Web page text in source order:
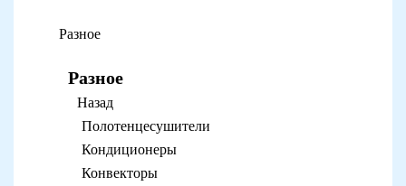
Разное
Разное
Назад
Полотенцесушители
Кондиционеры
Конвекторы